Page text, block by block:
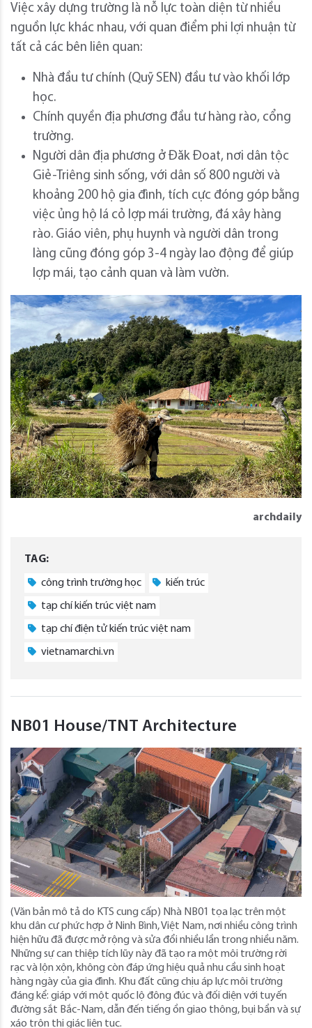
Việc xây dựng trường là nỗ lực toàn diện từ nhiều
nguồn lực khác nhau, với quan điểm phi lợi nhuận từ
tất cả các bên liên quan:
Nhà đầu tư chính (Quỹ SEN) đầu tư vào khối lớp
học.
Chính quyền địa phương đầu tư hàng rào, cổng
trường.
Người dân địa phương ở Đăk Đoat, nơi dân tộc
Giẻ-Triêng sinh sống, với dân số 800 người và
khoảng 200 hộ gia đình, tích cực đóng góp bằng
việc ủng hộ lá cỏ lợp mái trường, đá xây hàng
rào. Giáo viên, phụ huynh và người dân trong
làng cũng đóng góp 3-4 ngày lao động để giúp
lợp mái, tạo cảnh quan và làm vườn.
archdaily
TAG:
công trình trường học kiến trúc
tạp chí kiến trúc việt nam
tạp chí điện tử kiến trúc việt nam
vietnamarchi.vn
NB01 House/TNT Architecture
(Văn bản mô tả do KTS cung cấp) Nhà NB01 tọa lạc trên một
khu dân cư phức hợp ở Ninh Bình, Việt Nam, nơi nhiều công trình
hiện hữu đã được mở rộng và sửa đổi nhiều lần trong nhiều năm.
Những sự can thiệp tích lũy này đã tạo ra một môi trường rời
rạc và lộn xộn, không còn đáp ứng hiệu quả nhu cầu sinh hoạt
hàng ngày của gia đình. Khu đất cũng chịu áp lực môi trường
đáng kể: giáp với một quốc lộ đông đúc và đối diện với tuyến
đường sắt Bắc-Nam, dẫn đến tiếng ồn giao thông, bụi bẩn và sự
xáo trộn thị giác liên tục.